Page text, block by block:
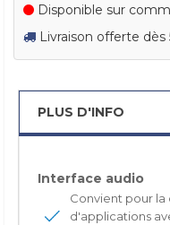
Disponible sur
Livraison offerte
PLUS D'INFO
Interface audio
Convient pour la
d'applications